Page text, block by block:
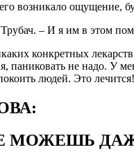
возникало ощущение,
– И я им в этом
конкретных
не надо. У
людей. Это лечится!
МОЖЕШЬ